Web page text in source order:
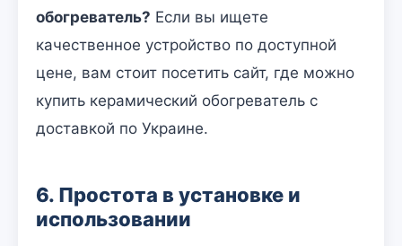
обогреватель? Если вы ищете
качественное устройство по доступной
цене, вам стоит посетить сайт, где можно
купить керамический обогреватель с
доставкой по Украине.
6. Простота в установке и
использовании